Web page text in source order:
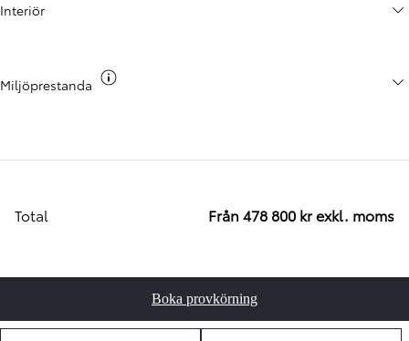
Interiör
Miljöprestanda
Total Från 478 800 kr exkl. moms
Boka provkörning